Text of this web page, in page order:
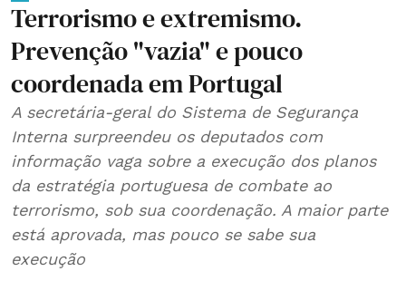
Terrorismo e extremismo.
Prevenção "vazia" e pouco
coordenada em Portugal
A secretária-geral do Sistema de Segurança
Interna surpreendeu os deputados com
informação vaga sobre a execução dos planos
da estratégia portuguesa de combate ao
terrorismo, sob sua coordenação. A maior parte
está aprovada, mas pouco se sabe sua
execução